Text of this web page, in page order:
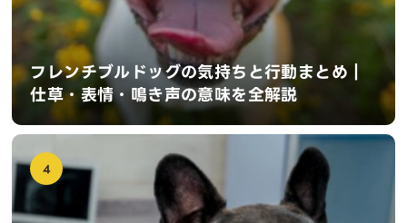
フレンチブルドッグの気持ちと行動まとめ｜
仕草・表情・鳴き声の意味を全解説
4